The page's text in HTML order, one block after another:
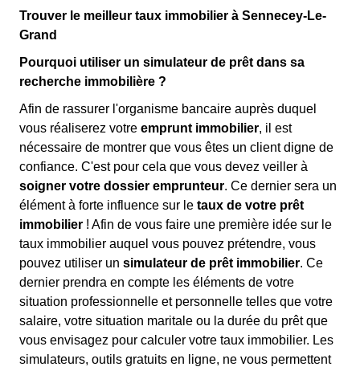
Trouver le meilleur taux immobilier à Sennecey-Le-
Grand
Pourquoi utiliser un simulateur de prêt dans sa
recherche immobilière ?
Afin de rassurer l'organisme bancaire auprès duquel
vous réaliserez votre emprunt immobilier, il est
nécessaire de montrer que vous êtes un client digne de
confiance. C'est pour cela que vous devez veiller à
soigner votre dossier emprunteur. Ce dernier sera un
élément à forte influence sur le taux de votre prêt
immobilier ! Afin de vous faire une première idée sur le
taux immobilier auquel vous pouvez prétendre, vous
pouvez utiliser un simulateur de prêt immobilier. Ce
dernier prendra en compte les éléments de votre
situation professionnelle et personnelle telles que votre
salaire, votre situation maritale ou la durée du prêt que
vous envisagez pour calculer votre taux immobilier. Les
simulateurs, outils gratuits en ligne, ne vous permettent